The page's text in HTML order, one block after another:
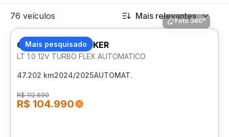
76 veículos Mais relevantes
Mais pesquisado
Foto 360º
CHEVROLET TRACKER
LT 1.0 12V TURBO FLEX AUTOMATICO
47.202 km2024/2025AUTOMAT.
R$ 112.690
R$ 104.990